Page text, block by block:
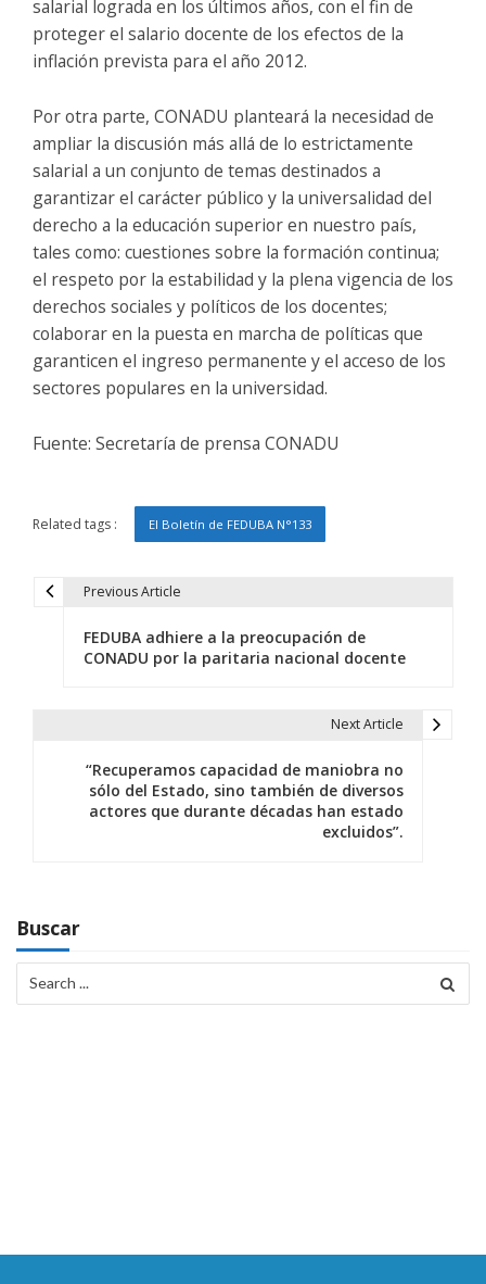
salarial lograda en los últimos años, con el fin de
proteger el salario docente de los efectos de la
inflación prevista para el año 2012.
Por otra parte, CONADU planteará la necesidad de
ampliar la discusión más allá de lo estrictamente
salarial a un conjunto de temas destinados a
garantizar el carácter público y la universalidad del
derecho a la educación superior en nuestro país,
tales como: cuestiones sobre la formación continua;
el respeto por la estabilidad y la plena vigencia de los
derechos sociales y políticos de los docentes;
colaborar en la puesta en marcha de políticas que
garanticen el ingreso permanente y el acceso de los
sectores populares en la universidad.
Fuente: Secretaría de prensa CONADU
Related tags : El Boletín de FEDUBA N°133
ó
n
d
Previous Article
FEDUBA adhiere a la preocupación de
CONADU por la paritaria nacional docente
Next Article
“Recuperamos capacidad de maniobra no
sólo del Estado, sino también de diversos
actores que durante décadas han estado
excluidos”.
Buscar
for: